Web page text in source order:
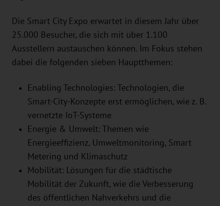
Die Smart City Expo erwartet in diesem Jahr über
25.000 Besucher, die sich mit über 1.100
Ausstellern austauschen können. Im Fokus stehen
dabei die folgenden sieben Hauptthemen:
Enabling Technologies: Technologien, die
Smart-City-Konzepte erst ermöglichen, wie z. B.
vernetzte IoT-Systeme
Energie & Umwelt: Themen wie
Energieeffizienz, Umweltmonitoring, Smart
Metering und Klimaschutz
Mobilität: Lösungen für die städtische
Mobilität der Zukunft, wie die Verbesserung
des öffentlichen Nahverkehrs und die